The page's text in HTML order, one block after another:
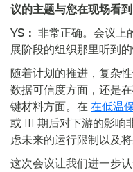
议的主题与您在现场看
YS： 非常正确。会议上
展阶段的组织那里听到的
随着计划的推进，复杂
数据可信度方面，还是
键材料方面。在 在低温
或 III 期后对下游的影响
虑未来的运行限制以及
这次会议让我们进一步